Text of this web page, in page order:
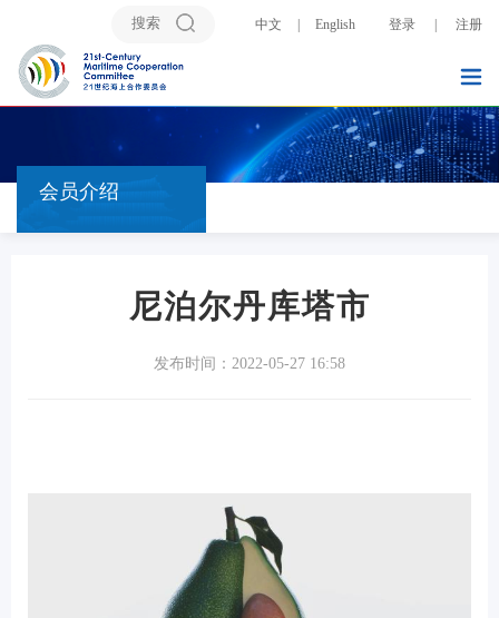
登录 注册
中文 English
会员介绍
尼泊尔丹库塔市
发布时间：2022-05-27 16:58